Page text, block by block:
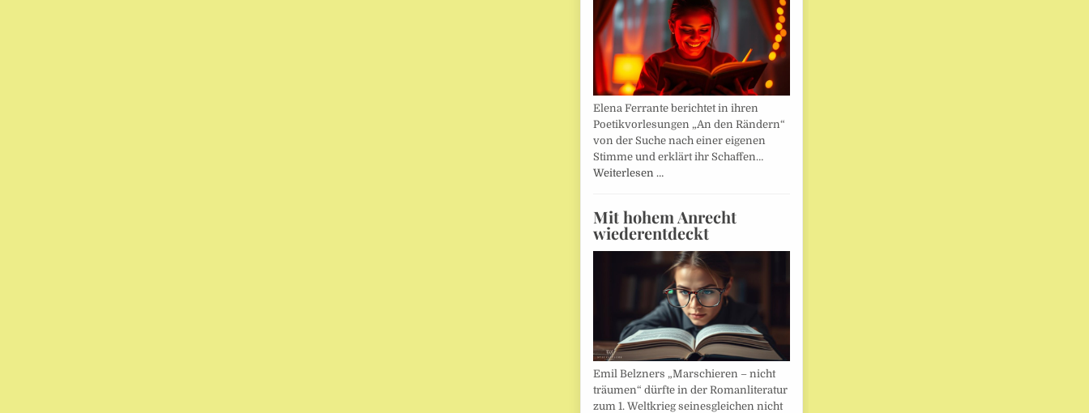
Elena Ferrante berichtet in ihren
Poetikvorlesungen „An den Rändern“
von der Suche nach einer eigenen
Stimme und erklärt ihr Schaffen…
Weiterlesen …
Mit hohem Anrecht
wiederentdeckt
Emil Belzners „Marschieren – nicht
träumen“ dürfte in der Romanliteratur
zum 1. Weltkrieg seinesgleichen nicht